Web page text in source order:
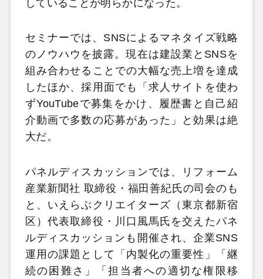
していることが明らかになった。
セミナーでは、SNSによるマネタイズ戦略
のノウハウを披露。現在は建設業とSNSを
組み合わせることでの大幅な売上増を達成
したほか、採用面でも「求人サイトを使わ
ずYouTubeで募集をかけ、履歴書と自己紹
介動画で多数の応募があった」と効果は絶
大だ。
パネルディスカッションでは、リフォーム
産業新聞社 取締役・福田善紀氏の司会のも
と、いえらぶクリエイターズ（東京都新宿
区）代表取締役・川口風馬氏を交えたパネ
ルディスカッションも開催され、企業SNS
運用の課題として「内製化の重要性」「継
続の困難さ」「担当者への適切な権限移